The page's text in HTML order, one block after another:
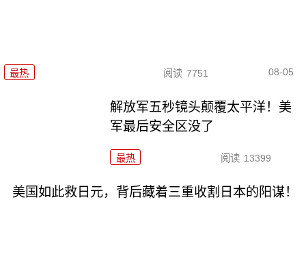
最热 阅读 7751 08-05
解放军五秒镜头颠覆太平洋！美
军最后安全区没了
最热 阅读 13399
美国如此救日元，背后藏着三重收割日本的阳谋！